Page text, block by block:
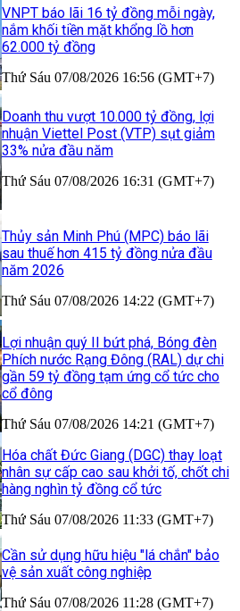
VNPT báo lãi 16 tỷ đồng mỗi ngày,
nắm khối tiền mặt khổng lồ hơn
62.000 tỷ đồng
Thứ Sáu 07/08/2026 16:56 (GMT+7)
Doanh thu vượt 10.000 tỷ đồng, lợi
nhuận Viettel Post (VTP) sụt giảm
33% nửa đầu năm
Thứ Sáu 07/08/2026 16:31 (GMT+7)
Thủy sản Minh Phú (MPC) báo lãi
sau thuế hơn 415 tỷ đồng nửa đầu
năm 2026
Thứ Sáu 07/08/2026 14:22 (GMT+7)
Lợi nhuận quý II bứt phá, Bóng đèn
Phích nước Rạng Đông (RAL) dự chi
gần 59 tỷ đồng tạm ứng cổ tức cho
cổ đông
Thứ Sáu 07/08/2026 14:21 (GMT+7)
Hóa chất Đức Giang (DGC) thay loạt
nhân sự cấp cao sau khởi tố, chốt chi
hàng nghìn tỷ đồng cổ tức
Thứ Sáu 07/08/2026 11:33 (GMT+7)
Cần sử dụng hữu hiệu "lá chắn" bảo
vệ sản xuất công nghiệp
Thứ Sáu 07/08/2026 11:28 (GMT+7)